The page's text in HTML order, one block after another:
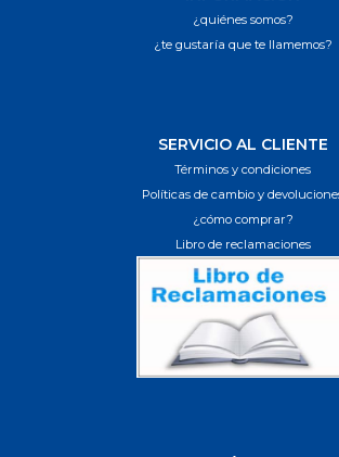
¿quiénes somos?
¿te gustaría que te llamemos?
SERVICIO AL CLIENTE
Términos y condiciones
Políticas de cambio y
¿cómo comprar?
Libro de reclamaciones